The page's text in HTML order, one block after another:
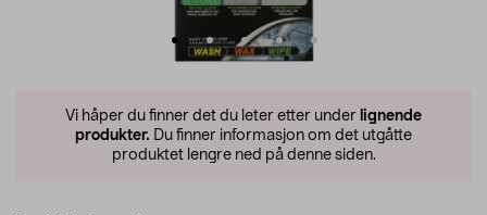
Vi håper du finner det du leter etter under lignende
produkter. Du finner informasjon om det utgåtte
produktet lengre ned på denne siden.